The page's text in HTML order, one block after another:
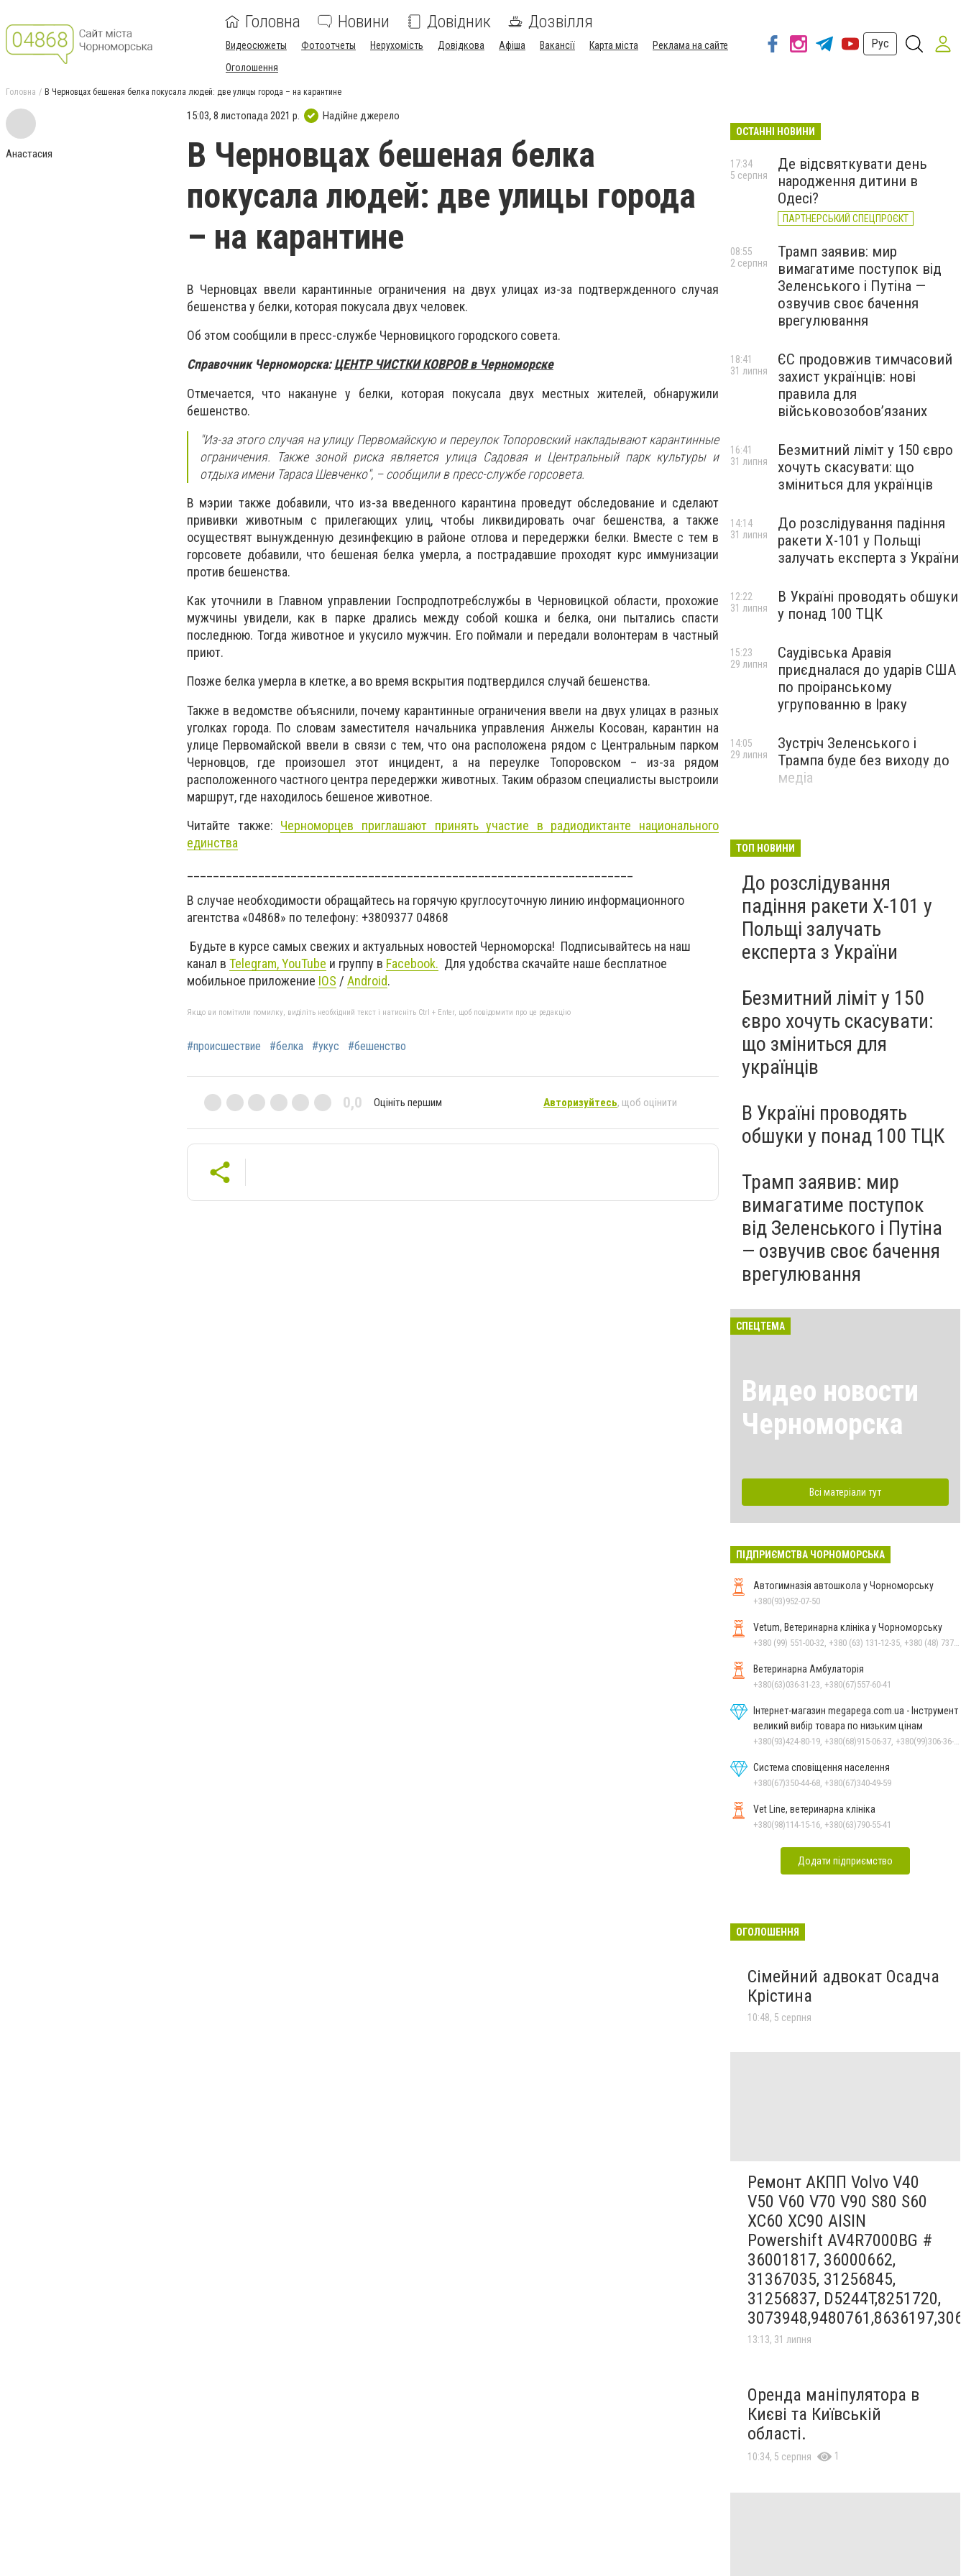
Головна Новини Довідник Дозвілля
Видеосюжеты Фотоотчеты Нерухомість Довідкова Афіша Вакансії Карта міста
Реклама на сайте
Оголошення
Рус
Головна В Черновцах бешеная белка покусала людей: две улицы города – на карантине
Анастасия
15:03, 8 листопада 2021 р. Надійне джерело
В Черновцах бешеная белка
покусала людей: две улицы города
– на карантине
В Черновцах ввели карантинные ограничения на двух улицах из-за подтвержденного случая
бешенства у белки, которая покусала двух человек.
Об этом сообщили в пресс-службе Черновицкого городского совета.
Справочник Черноморска:ЦЕНТРЧИСТКИ КОВРОВ в Черноморске
Отмечается, что накануне у белки, которая покусала двух местных жителей, обнаружили
бешенство.
"Из-за этого случая на улицу Первомайскую и переулок Топоровский накладывают карантинные
ограничения. Также зоной риска является улица Садовая и Центральный парк культуры и
отдыха имени Тараса Шевченко", – сообщили в пресс-службе горсовета.
В мэрии также добавили, что из-за введенного карантина проведут обследование и сделают
прививки животным с прилегающих улиц, чтобы ликвидировать очаг бешенства, а также
осуществят вынужденную дезинфекцию в районе отлова и передержки белки. Вместе с тем в
горсовете добавили, что бешеная белка умерла, а пострадавшие проходят курс иммунизации
против бешенства.
Как уточнили в Главном управлении Госпродпотребслужбы в Черновицкой области, прохожие
мужчины увидели, как в парке дрались между собой кошка и белка, они пытались спасти
последнюю. Тогда животное и укусило мужчин. Его поймали и передали волонтерам в частный
приют.
Позже белка умерла в клетке, а во время вскрытия подтвердился случай бешенства.
Также в ведомстве объяснили, почему карантинные ограничения ввели на двух улицах в разных
уголках города. По словам заместителя начальника управления Анжелы Косован, карантин на
улице Первомайской ввели в связи с тем, что она расположена рядом с Центральным парком
Черновцов, где произошел этот инцидент, а на переулке Топоровском – из-за рядом
расположенного частного центра передержки животных. Таким образом специалисты выстроили
маршрут, где находилось бешеное животное.
Читайте также: Черноморцев приглашают принять участие в радиодиктанте национального
единства
В случае необходимости обращайтесь на горячую круглосуточную линию информационного
агентства «04868» по телефону: +3809377 04868
Будьте в курсе самых свежих и актуальных новостей Черноморска! Подписывайтесь на наш
канал в Telegram,YouTube и группу в Facebook. Для удобства скачайте наше бесплатное
мобильное приложение IOS / Android.
Якщо ви помітили помилку, виділіть необхідний текст і натисніть Ctrl + Enter, щоб повідомити про це редакцію
#происшествие #белка #укус #бешенство
0,0 Оцініть першим Авторизуйтесь, щоб оцінити
ОСТАННІ НОВИНИ
Де відсвяткувати день
народження дитини в
Одесі?
ПАРТНЕРСЬКИЙ СПЕЦПРОЄКТ
17:34
5 серпня
Трамп заявив: мир
вимагатиме поступок від
Зеленського і Путіна —
озвучив своє бачення
врегулювання
08:55
2 серпня
ЄС продовжив тимчасовий
захист українців: нові
правила для
військовозобов’язаних
18:41
31 липня
Безмитний ліміт у 150 євро
хочуть скасувати: що
зміниться для українців
16:41
31 липня
До розслідування падіння
ракети Х-101 у Польщі
залучать експерта з України
14:14
31 липня
В Україні проводять обшуки
у понад 100 ТЦК
12:22
31 липня
Саудівська Аравія
приєдналася до ударів США
по проіранському
угрупованню в Іраку
15:23
29 липня
Зустріч Зеленського і
Трампа буде без виходу до
медіа
14:05
29 липня
ТОП НОВИНИ
До розслідування
падіння ракети Х-101 у
Польщі залучать
експерта з України
Безмитний ліміт у 150
євро хочуть скасувати:
що зміниться для
українців
В Україні проводять
обшуки у понад 100 ТЦК
Трамп заявив: мир
вимагатиме поступок
від Зеленського і Путіна
— озвучив своє бачення
врегулювання
СПЕЦТЕМА
Видео новости
Черноморска
Всі матеріали тут
ПІДПРИЄМСТВА ЧОРНОМОРСЬКА
Автогимназія автошкола у Чорноморську
+380(93)952-07-50
Vetum, Ветеринарна клініка у Чорноморську
Ветеринарна Амбулаторія
+380(63)036-31-23, +380(67)557-60-41
Інтернет-магазин megapega.com.ua - Інструмент
великий вибір товара по низьким цінам
Система сповіщення населення
+380(67)350-44-68, +380(67)340-49-59
Vet Line, ветеринарна клініка
+380(98)114-15-16, +380(63)790-55-41
Додати підприємство
ОГОЛОШЕННЯ
Сімейний адвокат Осадча
Крістина
10:48, 5 серпня
Ремонт АКПП Volvo V40
V50 V60 V70 V90 S80 S60
XC60 XC90 AISIN
Powershift AV4R7000BG #
36001817, 36000662,
31367035, 31256845,
31256837, D5244T,8251720,
13:13, 31 липня
Оренда маніпулятора в
Києві та Київській
області.
10:34, 5 серпня 1